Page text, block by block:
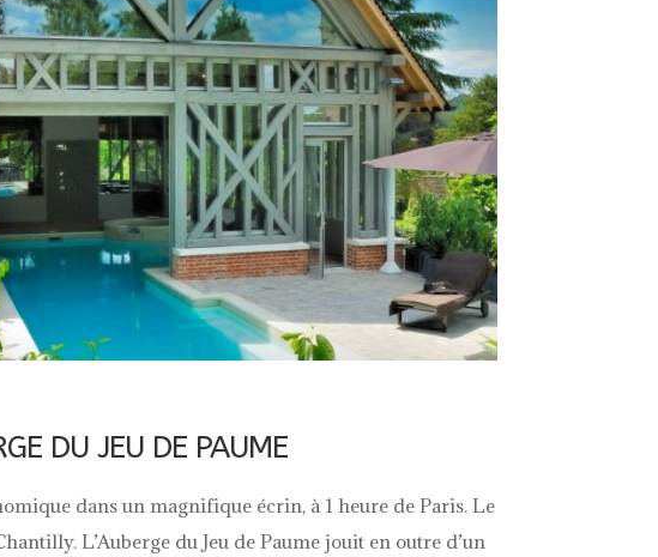
DU JEU DE PAUME
dans un magnifique écrin, à 1 heure de Paris. Le
L’Auberge du Jeu de Paume jouit en outre d’un